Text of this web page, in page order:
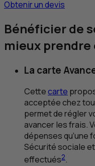
Obtenir un devis
Bénéficier de
mieux prendre
La carte
Cettecarte
acceptée chez
permet de régler
avancer les frais.
dépenses qu’une
Sécurité sociale
effectués2.